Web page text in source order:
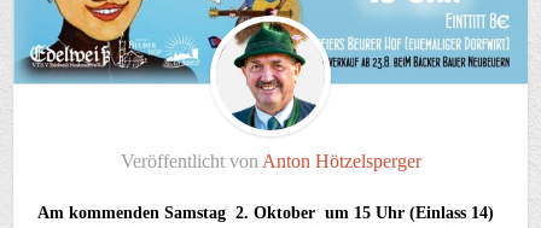
Veröffentlicht von Anton Hötzelsperger
Am kommenden Samstag 2. Oktober um 15 Uhr (Einlass 14)